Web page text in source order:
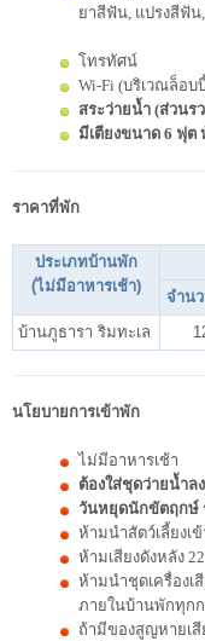
ยาสีฟัน, แปรงสีฟั
โทรทัศน์
Wi-Fi (บริเวณล็อบ
สระว่ายน้ำ (ส่วน
มีเตียงขนาด 6 ฟุต
ราคาที่พัก
ประเภทบ้านพัก
(ไม่มีอาหารเช้า)
จำน
บ้านภูธารา ริมทะเล
นโยบายการเข้าพัก
ไม่มีอาหารเช้า
ต้องใส่ชุดว่ายน้ำล
วันหยุดนักขัตฤกษ์
ห้ามนำสัตว์เลี้ยงเ
ห้ามเสียงดังหลัง
ห้ามนำชุดเครื่องเ
ภายในบ้านพักทุก
ถ้ามีของสูญหายเ